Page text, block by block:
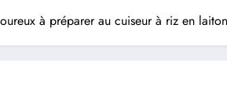
à préparer au cuiseur à riz en laiton